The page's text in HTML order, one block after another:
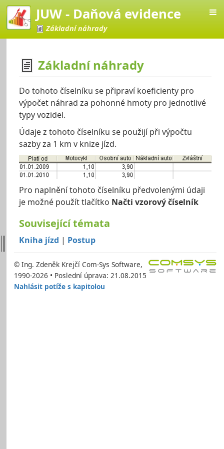
JUW - Daňová evidence
Základní náhrady
evidence
Základní náhrady
Do tohoto číselníku se připraví koeficienty pro
výpočet náhrad za pohonné hmoty pro jednotlivé
typy vozidel.
Údaje z tohoto číselníku se použijí při výpočtu
sazby za 1 km v knize jízd.
Pro naplnění tohoto číselníku předvolenými údaji
je možné použít tlačítko Načti vzorový číselník
Související témata
Kniha jízd | Postup
© Ing. Zdeněk Krejčí Com-Sys Software,
1990-2026 • Poslední úprava: 21.08.2015
Nahlásit potíže s kapitolou